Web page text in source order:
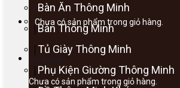
Chưa có sản phẩm trong giỏ hàng.
Giỏ hàng
Chưa có sản phẩm trong giỏ hàng.
Bàn Ăn Thông Minh
Bàn Thông Minh
Tủ Giày Thông Minh
Phụ Kiện Giường Thông Minh